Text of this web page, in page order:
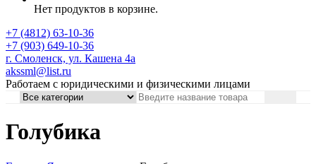
Нет продуктов в корзине.
+7 (4812) 63-10-36
+7 (903) 649-10-36
г. Смоленск, ул. Кашена 4а
akssml@list.ru
Работаем с юридическими и физическими лицами
Голубика